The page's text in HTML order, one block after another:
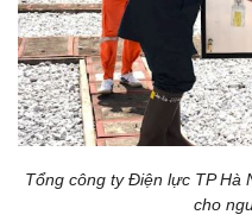
Tổng công ty Điện lực TP Hà
cho